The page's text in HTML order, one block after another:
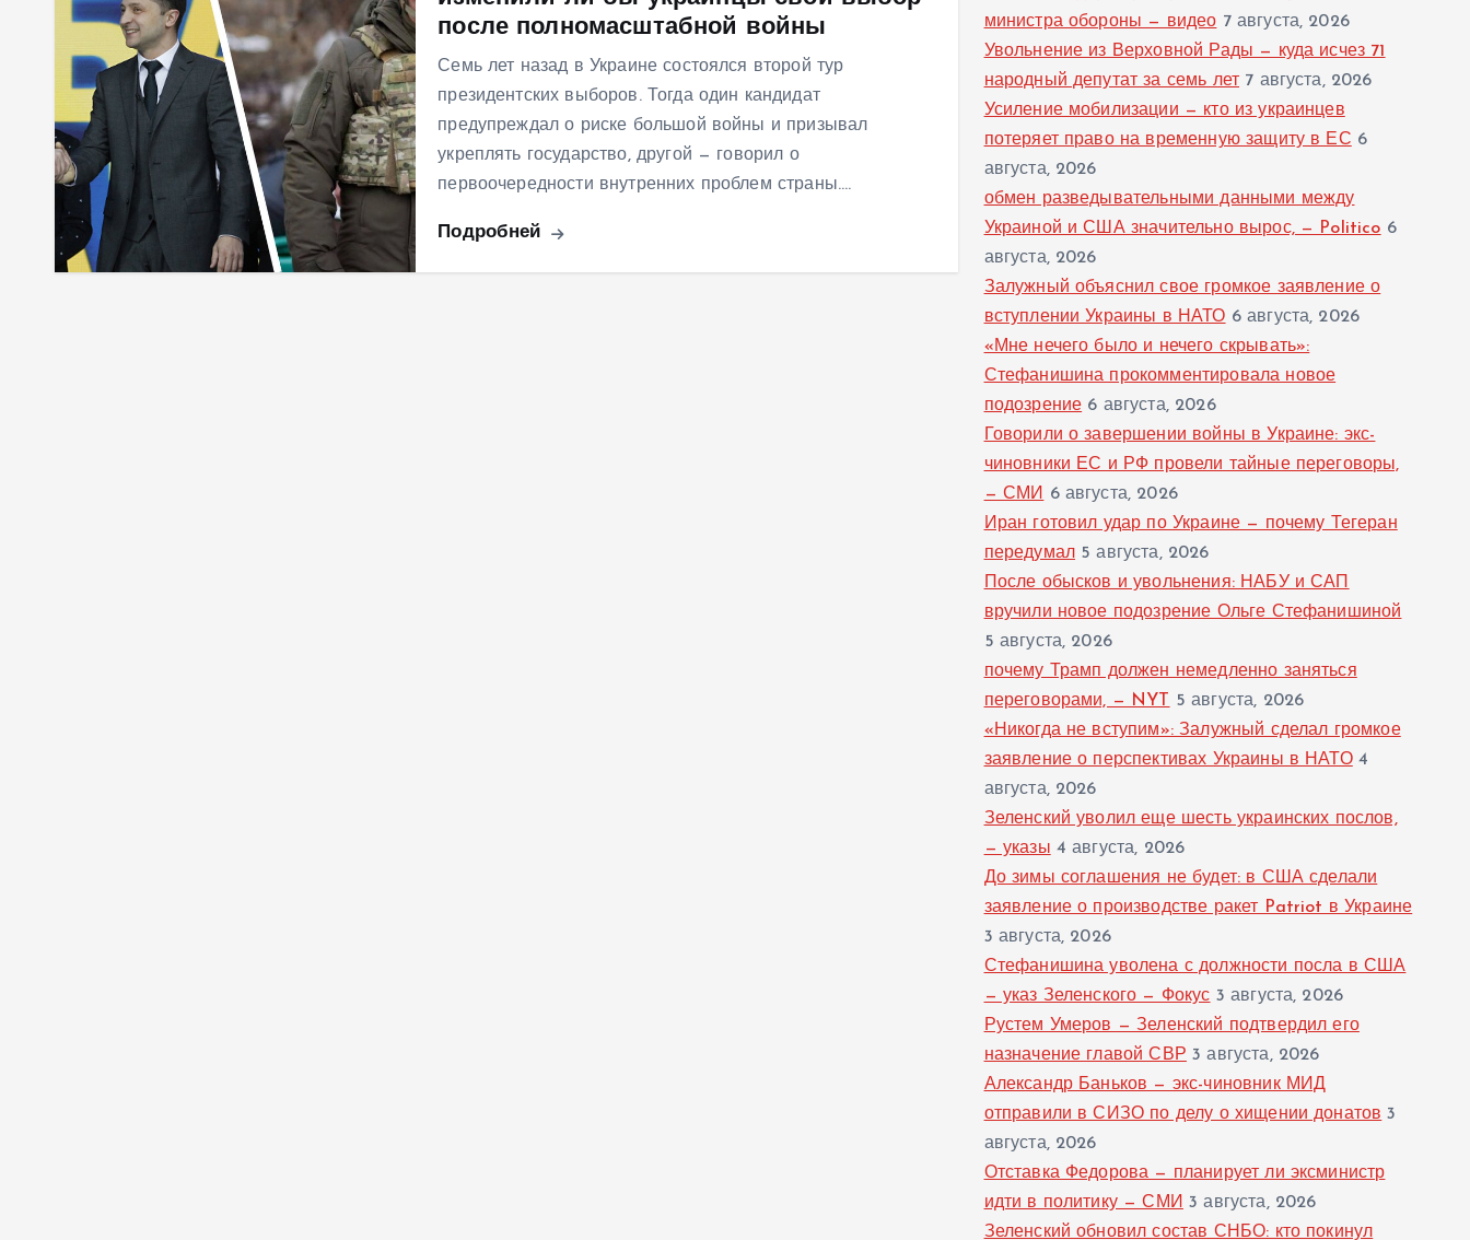
после полномасштабной войны
Семь лет назад в Украине состоялся второй тур
президентских выборов. Тогда один кандидат
предупреждал о риске большой войны и призывал
укреплять государство, другой — говорил о
первоочередности внутренних проблем страны.…
Подробней
министра обороны — видео 7 августа, 2026
Увольнение из Верховной Рады — куда исчез 71
народный депутат за семь лет 7 августа, 2026
Усиление мобилизации — кто из украинцев
потеряет право на временную защиту в ЕС 6
августа, 2026
обмен разведывательными данными между
Украиной и США значительно вырос, — Politico 6
августа, 2026
Залужный объяснил свое громкое заявление о
вступлении Украины в НАТО 6 августа, 2026
«Мне нечего было и нечего скрывать»:
Стефанишина прокомментировала новое
подозрение 6 августа, 2026
Говорили о завершении войны в Украине: экс-
чиновники ЕС и РФ провели тайные переговоры,
— СМИ 6 августа, 2026
Иран готовил удар по Украине — почему Тегеран
передумал 5 августа, 2026
После обысков и увольнения: НАБУ и САП
вручили новое подозрение Ольге Стефанишиной
5 августа, 2026
почему Трамп должен немедленно заняться
переговорами, — NYT
5 августа, 2026
«Никогда не вступим»: Залужный сделал громкое
заявление о перспективах Украины в НАТО 4
августа, 2026
Зеленский уволил еще шесть украинских послов,
— указы 4 августа, 2026
До зимы соглашения не будет: в США сделали
заявление о производстве ракет Patriot в Украине
3 августа, 2026
Стефанишина уволена с должности посла в США
— указ Зеленского — Фокус 3 августа, 2026
Рустем Умеров — Зеленский подтвердил его
назначение главой СВР 3 августа, 2026
Александр Баньков — экс-чиновник МИД
отправили в СИЗО по делу о хищении донатов 3
августа, 2026
Отставка Федорова — планирует ли эксминистр
идти в политику — СМИ 3 августа, 2026
Зеленский обновил состав СНБО: кто покинул